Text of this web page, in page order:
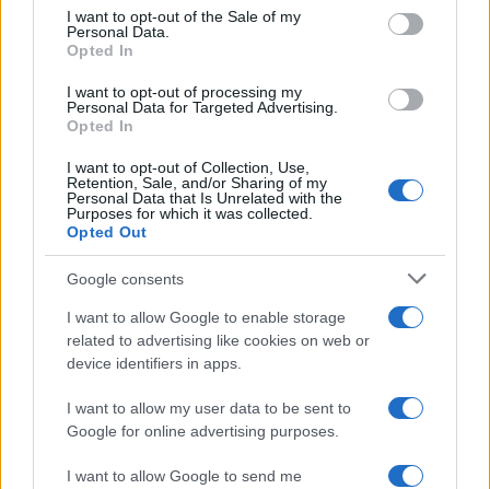
consent section.
I want to opt-out of the Sale of my
Personal Data.
Opted In
I want to opt-out of processing my
Personal Data for Targeted Advertising.
Opted In
I want to opt-out of Collection, Use,
Retention, Sale, and/or Sharing of my
Personal Data that Is Unrelated with the
Purposes for which it was collected.
Opted Out
Google consents
I want to allow Google to enable storage
related to advertising like cookies on web or
device identifiers in apps.
I want to allow my user data to be sent to
Google for online advertising purposes.
I want to allow Google to send me
Riduci notifiche e social con timer gentili e schermo
semplice
SALUTE